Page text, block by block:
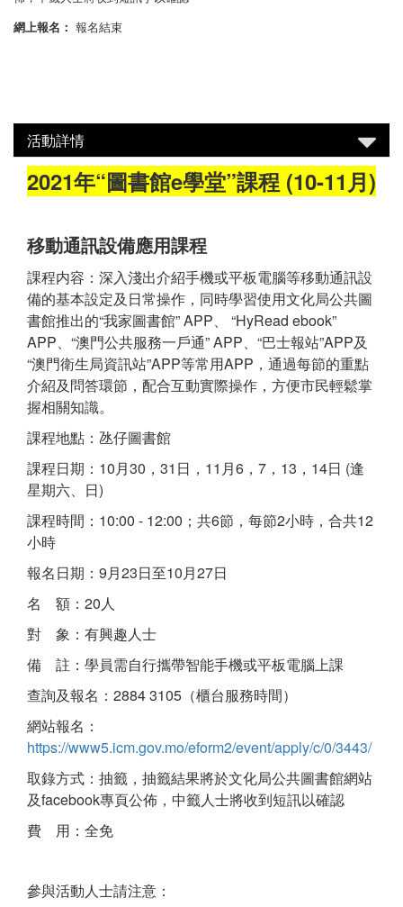
網上報名： 報名結束
活動詳情
2021年“圖書館e學堂”課程 (10-11月)
移動通訊設備應用課程
課程内容：深入淺出介紹手機或平板電腦等移動通訊設
備的基本設定及日常操作，同時學習使用文化局公共圖
書館推出的“我家圖書館” APP、 “HyRead ebook”
APP、“澳門公共服務一戶通” APP、“巴士報站”APP及
“澳門衛生局資訊站”APP等常用APP，通過每節的重點
介紹及問答環節，配合互動實際操作，方便市民輕鬆掌
握相關知識。
課程地點：氹仔圖書館
課程日期：10月30，31日，11月6，7，13，14日 (逢
星期六、日)
課程時間：10:00 - 12:00；共6節，每節2小時，合共12
小時
報名日期：9月23日至10月27日
名 額：20人
對 象：有興趣人士
備 註：學員需自行攜帶智能手機或平板電腦上課
查詢及報名：2884 3105（櫃台服務時間）
網站報名：
https://www5.icm.gov.mo/eform2/event/apply/c/0/3443/
取錄方式：抽籤，抽籤結果將於文化局公共圖書館網站
及facebook專頁公佈，中籤人士將收到短訊以確認
費 用：全免
參與活動人士請注意：